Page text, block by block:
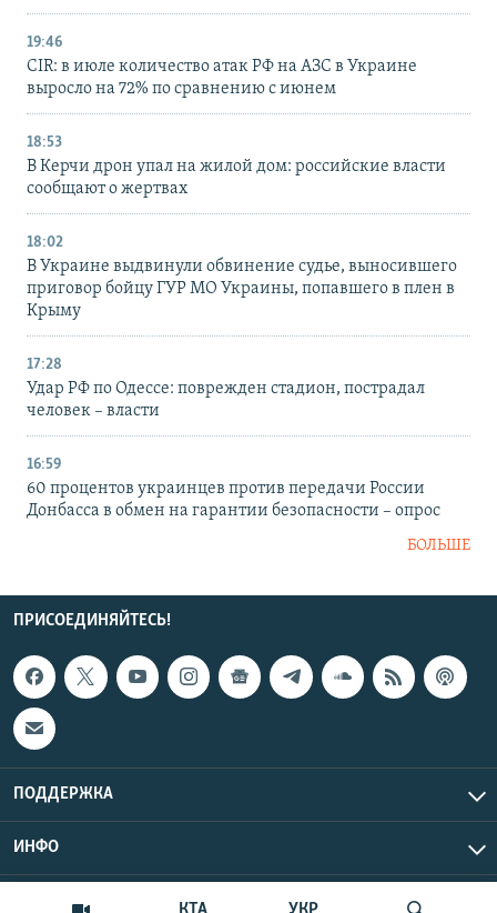
19:46
CIR: в июле количество атак РФ на АЗС в Украине
выросло на 72% по сравнению с июнем
18:53
В Керчи дрон упал на жилой дом: российские власти
сообщают о жертвах
18:02
В Украине выдвинули обвинение судье, выносившего
приговор бойцу ГУР МО Украины, попавшего в плен в
Крыму
17:28
Удар РФ по Одессе: поврежден стадион, пострадал
человек – власти
16:59
60 процентов украинцев против передачи России
Донбасса в обмен на гарантии безопасности – опрос
БОЛЬШЕ
ПРИСОЕДИНЯЙТЕСЬ!
ПОДДЕРЖКА
ИНФО
Copyright Крым.Реалии, 2026 | Все права защищены.
UTC+3